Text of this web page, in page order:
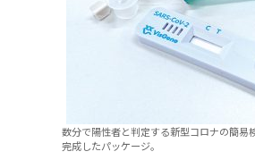
数分で陽性者と判定する新型コロナの簡易
完成したパッケージ。